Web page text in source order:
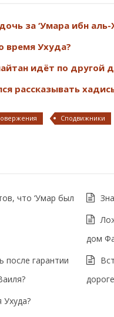
за ‘Умара ибн
время Ухуда?
идёт по другой
рассказывать
Сподвижники
что ‘Умар был
дом
после гарантии
дороге
Ухуда?